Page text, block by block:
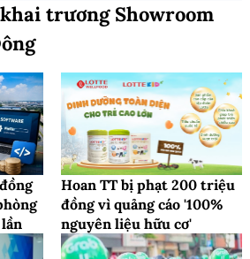
trương Showroom
Hoan TT bị phạt 200 triệu
đồng vì quảng cáo '100%
nguyên liệu hữu cơ'